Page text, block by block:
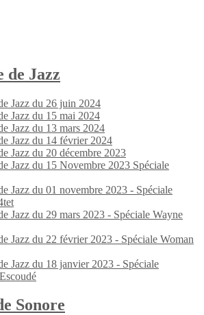
de Jazz
Jazz du 26 juin 2024
Jazz du 15 mai 2024
Jazz du 13 mars 2024
Jazz du 14 février 2024
Jazz du 20 décembre 2023
Jazz du 15 Novembre 2023 Spéciale
Jazz du 01 novembre 2023 - Spéciale
Jazz du 29 mars 2023 - Spéciale Wayne
Jazz du 22 février 2023 - Spéciale Woman
Jazz du 18 janvier 2023 - Spéciale
Sonore